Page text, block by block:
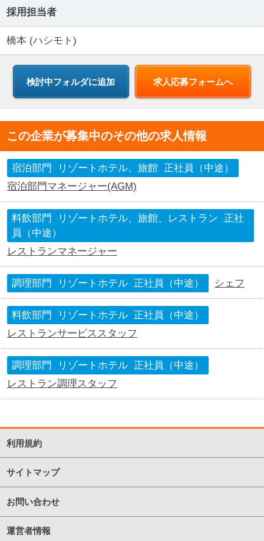
採用担当者
橋本 (ハシモト)
求人応募フォームへ
この企業が募集中のその他の求人情報
宿泊部門 リゾートホテル、旅館 正社員（中途）
宿泊部門マネージャー(AGM)
料飲部門 リゾートホテル、旅館、レストラン
正社
員（中途）
レストランマネージャー
調理部門 リゾートホテル 正社員（中途） シェフ
料飲部門 リゾートホテル 正社員（中途）
レストランサービススタッフ
調理部門 リゾートホテル 正社員（中途）
レストラン調理スタッフ
利用規約
サイトマップ
お問い合わせ
運営者情報